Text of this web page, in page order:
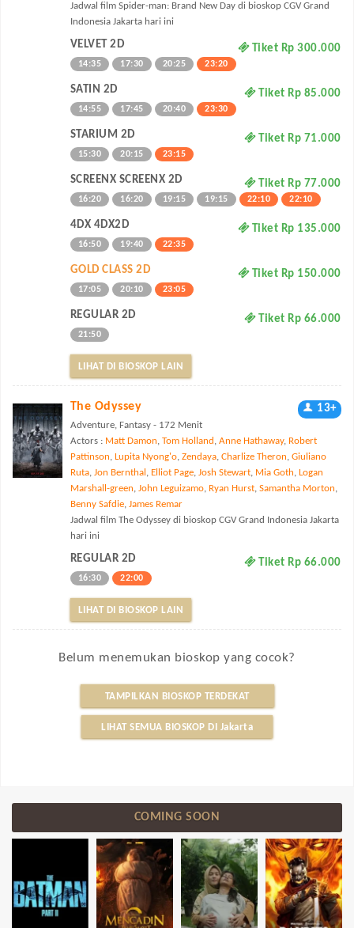
Jadwal film Spider-man: Brand New Day di bioskop CGV Grand
Indonesia Jakarta hari ini
VELVET 2D Tiket Rp 300.000
14:35 17:30 20:25 23:20
SATIN 2D Tiket Rp 85.000
14:55 17:45 20:40 23:30
STARIUM 2D Tiket Rp 71.000
15:30 20:15 23:15
SCREENX SCREENX 2D Tiket Rp 77.000
16:20 16:20 19:15 19:15 22:10 22:10
4DX 4DX2D Tiket Rp 135.000
16:50 19:40 22:35
GOLD CLASS 2D Tiket Rp 150.000
17:05 20:10 23:05
REGULAR 2D Tiket Rp 66.000
21:50
LIHAT DI BIOSKOP LAIN
The Odyssey 13+
Adventure, Fantasy - 172 Menit
Actors : Matt Damon, Tom Holland , Anne Hathaway, Robert
Pattinson, Lupita Nyong'o, Zendaya, Charlize Theron, Giuliano
Ruta, Jon Bernthal , Elliot Page, Josh Stewart, Mia Goth, Logan
Marshall-green, John Leguizamo, Ryan Hurst, Samantha Morton,
Benny Safdie, James Remar
Jadwal film The Odyssey di bioskop CGV Grand Indonesia Jakarta
hari ini
REGULAR 2D Tiket Rp 66.000
16:30 22:00
LIHAT DI BIOSKOP LAIN
Belum menemukan bioskop yang cocok?
TAMPILKAN BIOSKOP TERDEKAT
LIHAT SEMUA BIOSKOP DI Jakarta
COMING SOON